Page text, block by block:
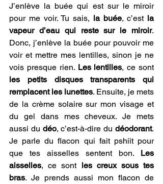
J’enlève la buée qui est sur le miroir
pour me voir. Tu sais, la buée, c’est la
vapeur d’eau qui reste sur le miroir.
Donc, j’enlève la buée pour pouvoir me
voir et mettre mes lentilles, sinon je ne
vois presque rien. Les lentilles
, ce sont
les petits disques transparents qui
remplacent les lunettes. Ensuite, je mets
de la crème solaire sur mon visage et
du gel dans mes cheveux. Je mets
aussi du déo, c’est-à-dire du déodorant.
Je parle du flacon qui fait pshiit pour
que tes aisselles sentent bon. Les
aisselles, ce sont les creux sous tes
bras. Je prends aussi mon flacon de